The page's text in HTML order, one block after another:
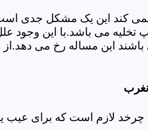
کند این یک مشکل جدی
تخلیه می باشد.با این
باشند این مساله رخ می
لازم است که برای عیب